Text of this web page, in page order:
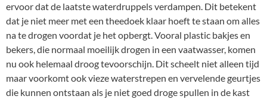
ervoor dat de laatste waterdruppels verdampen. Dit betekent
dat je niet meer met een theedoek klaar hoeft te staan om alles
na te drogen voordat je het opbergt. Vooral plastic bakjes en
bekers, die normaal moeilijk drogen in een vaatwasser, komen
nu ook helemaal droog tevoorschijn. Dit scheelt niet alleen tijd
maar voorkomt ook vieze waterstrepen en vervelende geurtjes
die kunnen ontstaan als je niet goed droge spullen in de kast